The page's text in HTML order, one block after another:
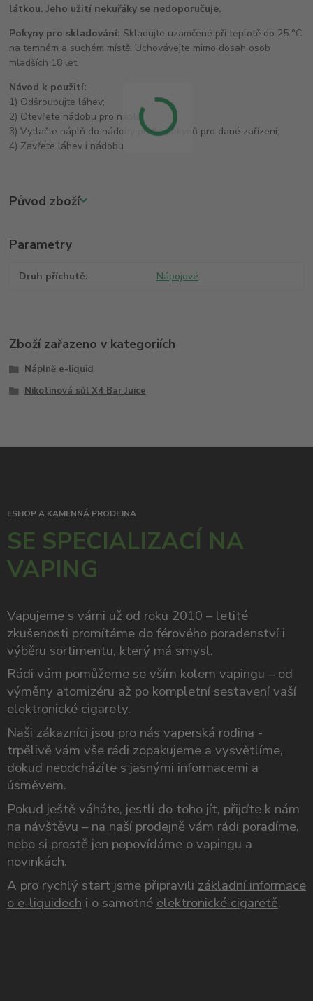
látkou. Jeho užití nekuřáky se nedoporučuje.
Pokyny pro skladování: Skladujte uzamčené při teplotě do 25 °C
na temném a suchém místě. Uchovávejte mimo dosah osob
mladších 18 let.
Návod k použití:
1) Odšroubujte láhev;
2) Otevřete nádobu pro náplň;
3) Vytlačte náplň do nádoby podle pokynů pro dané zařízení;
4) Zavřete láhev i nádobu.
Původ zboží
Parametry
Druh příchutě Nápojové
Zboží zařazeno v kategoriích
Náplně e-liquid
Nikotinová sůl X4 Bar Juice
ESHOP A KAMENNÁ PRODEJNA
SE SPECIALIZACÍ NA
VAPING
Vapujeme s vámi už od roku 2010 – letité
zkušenosti promítáme do férového poradenství i
výběru sortimentu, který má smysl.
Rádi vám pomůžeme se vším kolem vapingu – od
výměny atomizéru až po kompletní sestavení vaší
elektronické cigarety.
Naši zákazníci jsou pro nás vaperská rodina -
trpělivě vám vše rádi zopakujeme a vysvětlíme,
dokud neodcházíte s jasnými informacemi a
úsměvem.
Pokud ještě váháte, jestli do toho jít, přijďte k nám
na návštěvu – na naší prodejně vám rádi poradíme,
nebo si prostě jen popovídáme o vapingu a
novinkách.
A pro rychlý start jsme připravili základní informace
o e-liquidech i o samotné elektronické cigaretě.